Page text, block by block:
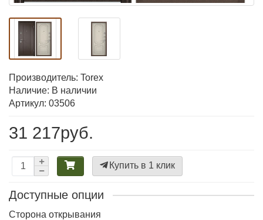
Производитель: Torex
Наличие: В наличии
Артикул: 03506
31 217руб.
Купить в 1 клик
Доступные опции
Сторона открывания